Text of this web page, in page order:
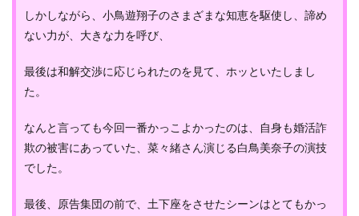
しかしながら、小鳥遊翔子のさまざまな知恵を駆使し、諦め
ない力が、大きな力を呼び、
最後は和解交渉に応じられたのを見て、ホッといたしまし
た。
なんと言っても今回一番かっこよかったのは、自身も婚活詐
欺の被害にあっていた、菜々緒さん演じる白鳥美奈子の演技
でした。
最後、原告集団の前で、土下座をさせたシーンはとてもかっ